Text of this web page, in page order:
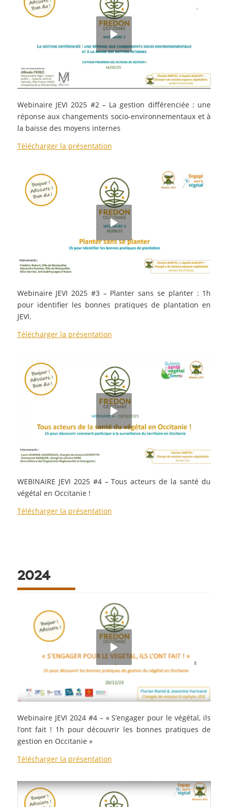
Webinaire JEVI 2025 #2 – La gestion différenciée : une
réponse aux changements socio-environnementaux et à
la baisse des moyens internes
Télécharger la présentation
Webinaire JEVI 2025 #3 – Planter sans se planter : 1h
pour identifier les bonnes pratiques de plantation en
JEVI.
Télécharger la présentation
WEBINAIRE JEVI 2025 #4 – Tous acteurs de la santé du
végétal en Occitanie !
Télécharger la présentation
2024
Webinaire JEVI 2024 #4 – « S’engager pour le végétal, ils
l’ont fait ! 1h pour découvrir les bonnes pratiques de
gestion en Occitanie »
Télécharger la présentation